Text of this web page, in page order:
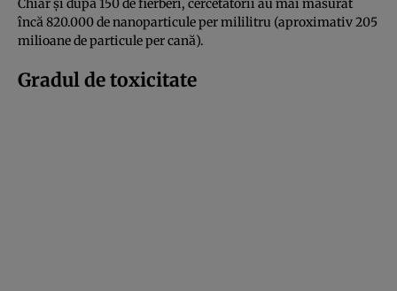
Chiar și după 150 de fierberi, cercetătorii au mai măsurat
încă 820.000 de nanoparticule per mililitru (aproximativ 205
milioane de particule per cană).
Gradul de toxicitate